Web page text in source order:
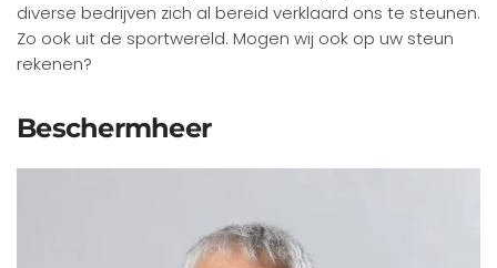
diverse bedrijven zich al bereid verklaard ons te steunen.
Zo ook uit de sportwereld. Mogen wij ook op uw steun
rekenen?
Beschermheer